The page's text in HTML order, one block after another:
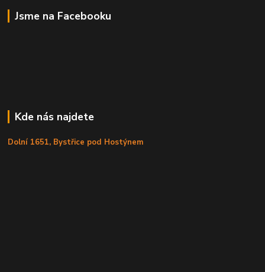
Jsme na Facebooku
Kde nás najdete
Dolní 1651, Bystřice pod Hostýnem